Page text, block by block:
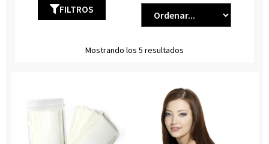
Mostrando los 5 resultados
FILTROS